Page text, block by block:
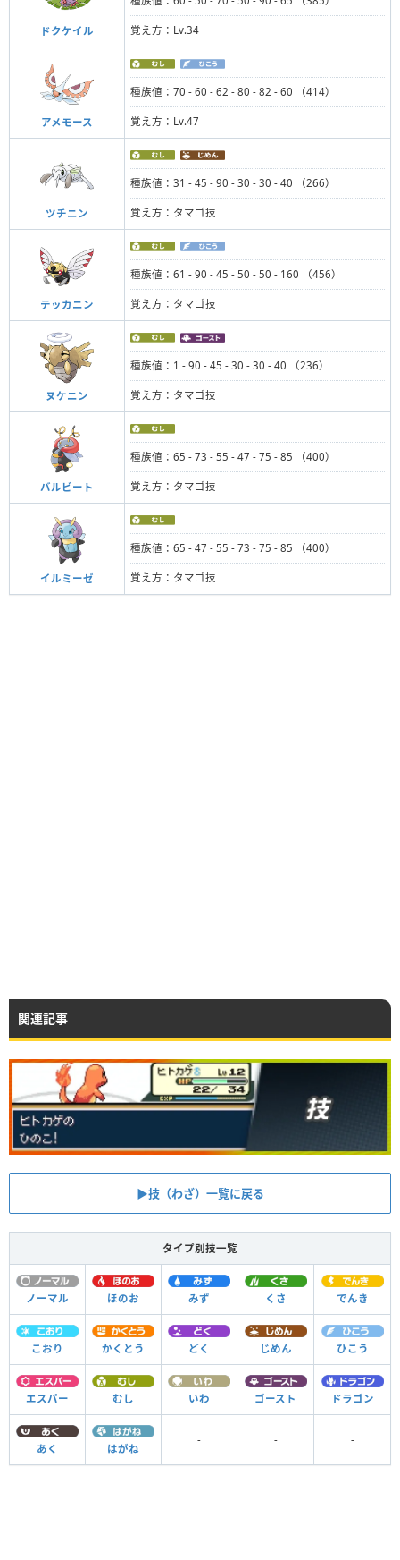
ドクケイル 覚え方：Lv.34
アメモース
種族値：70 - 60 - 62 - 80 - 82 - 60 （414）
覚え方：Lv.47
ツチニン
種族値：31 - 45 - 90 - 30 - 30 - 40 （266）
覚え方：タマゴ技
テッカニン
種族値：61 - 90 - 45 - 50 - 50 - 160 （456）
覚え方：タマゴ技
ヌケニン
種族値：1 - 90 - 45 - 30 - 30 - 40 （236）
覚え方：タマゴ技
バルビート
種族値：65 - 73 - 55 - 47 - 75 - 85 （400）
覚え方：タマゴ技
イルミーゼ
種族値：65 - 47 - 55 - 73 - 75 - 85 （400）
覚え方：タマゴ技
関連記事
▶︎技（わざ）一覧に戻る
タイプ別技一覧
ノーマル ほのお みず くさ でんき
こおり かくとう どく じめん ひこう
エスパー むし いわ ゴースト ドラゴン
あく はがね
- - -